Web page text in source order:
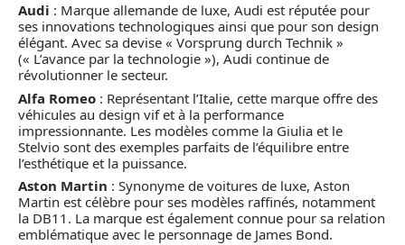
Audi : Marque allemande de luxe, Audi est réputée pour
ses innovations technologiques ainsi que pour son design
élégant. Avec sa devise « Vorsprung durch Technik »
(« L’avance par la technologie »), Audi continue de
révolutionner le secteur.
Alfa Romeo : Représentant l’Italie, cette marque offre des
véhicules au design vif et à la performance
impressionnante. Les modèles comme la Giulia et le
Stelvio sont des exemples parfaits de l’équilibre entre
l’esthétique et la puissance.
Aston Martin : Synonyme de voitures de luxe, Aston
Martin est célèbre pour ses modèles raffinés, notamment
la DB11. La marque est également connue pour sa relation
emblématique avec le personnage de James Bond.